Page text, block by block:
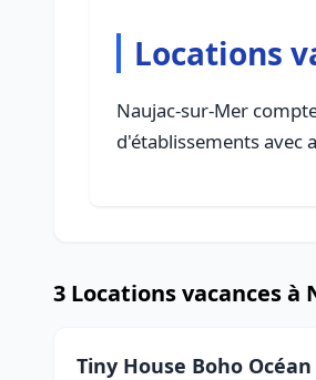
Locations
Naujac-sur-Mer
d'établissements avec
3 Locations vacances à
Tiny House Boho Océan